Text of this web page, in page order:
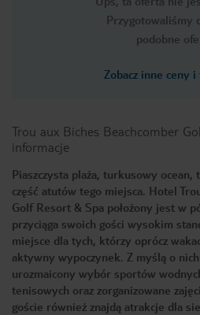
Przygotowaliśmy
podobne
Zobacz inne ceny
Trou aux Biches Beachcomber
informacje
Piaszczysta plaża, turkusowy
część atutów tego miejsca. Hotel
Golf Resort & Spa położony jest w
przyciąga swoich gości wysokim
miejsce dla tych, którzy oprócz
aktywny wypoczynek. Z myślą o
urozmaicony wybór sportów
tenisowych oraz zorganizowane
goście również znajdą atrakcje dla